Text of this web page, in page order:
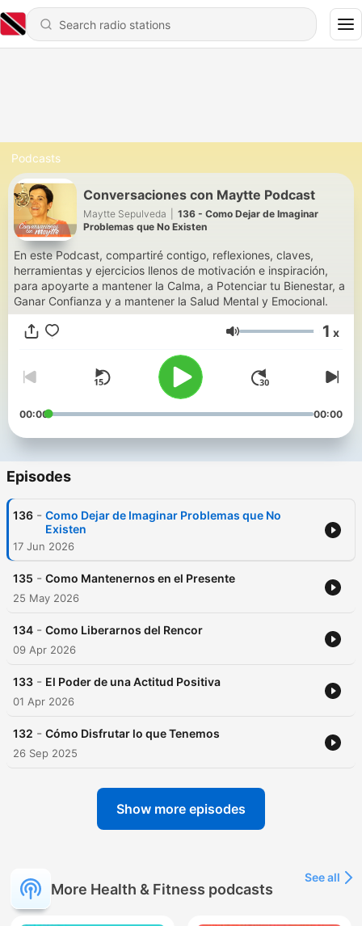
Podcasts
Conversaciones con Maytte Podcast
Maytte Sepulveda
136 - Como Dejar de Imaginar
Problemas que No Existen
En este Podcast, compartiré contigo, reflexiones, claves,
herramientas y ejercicios llenos de motivación e inspiración,
para apoyarte a mantener la Calma, a Potenciar tu Bienestar, a
Ganar Confianza y a mantener la Salud Mental y Emocional.
Volume 1 x
00:00 00:00
Episodes
136 - Como Dejar de Imaginar Problemas que No
Existen
17 Jun 2026
135 - Como Mantenernos en el Presente
25 May 2026
134 - Como Liberarnos del Rencor
09 Apr 2026
133 - El Poder de una Actitud Positiva
01 Apr 2026
132 - Cómo Disfrutar lo que Tenemos
26 Sep 2025
Show more episodes
More Health & Fitness podcasts
See all